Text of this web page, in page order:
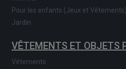
Pour les enfants (Jeux et Vêtements)
Jardin
VÊTEMENTS ET OBJETS
Vêtements